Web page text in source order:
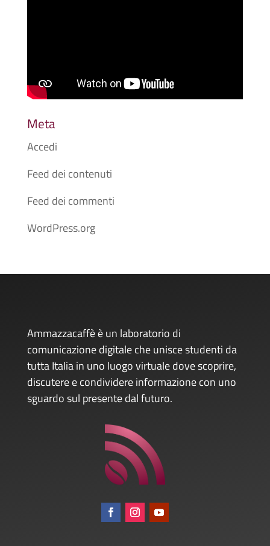
Meta
Accedi
Feed dei contenuti
Feed dei commenti
WordPress.org
Ammazzacaffè è un laboratorio di
comunicazione digitale che unisce studenti da
tutta Italia in uno luogo virtuale dove scoprire,
discutere e condividere informazione con uno
sguardo sul presente dal futuro.